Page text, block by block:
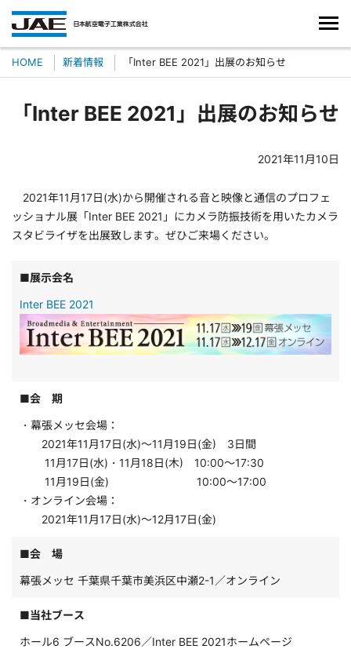
HOME 新着情報 「Inter BEE 2021」出展のお知らせ
「Inter BEE 2021」出展のお知らせ
2021年11月10日
2021年11月17日(水)から開催される音と映像と通信のプロフェ
ッショナル展「Inter BEE 2021」にカメラ防振技術を用いたカメラ
スタビライザを出展致します。ぜひご来場ください。
■展示会名
Inter BEE 2021
■会 期
・幕張メッセ会場：
2021年11月17日(水)～11月19日(金) 3日間
11月17日(水)・11月18日(木) 10:00～17:30
11月19日(金) 10:00～17:00
・オンライン会場：
2021年11月17日(水)～12月17日(金)
■会 場
幕張メッセ 千葉県千葉市美浜区中瀬2-1／オンライン
■当社ブース
ホール6 ブースNo.6206／Inter BEE 2021ホームページ